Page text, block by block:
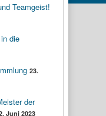
Teamgeist!
die
23.
der
Juni 2023